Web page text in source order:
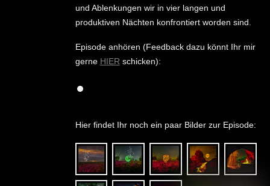
und Ablenkungen wir in vier langen und
produktiven Nächten konfrontiert worden sind.
Episode anhören (Feedback dazu könnt Ihr mir
gerne HIER schicken):
Hier findet Ihr noch ein paar Bilder zur Episode: